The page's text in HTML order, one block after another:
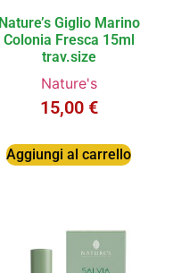
Nature’s Giglio Marino
Colonia Fresca 15ml
trav.size
Nature's
15,00 €
Aggiungi al carrello